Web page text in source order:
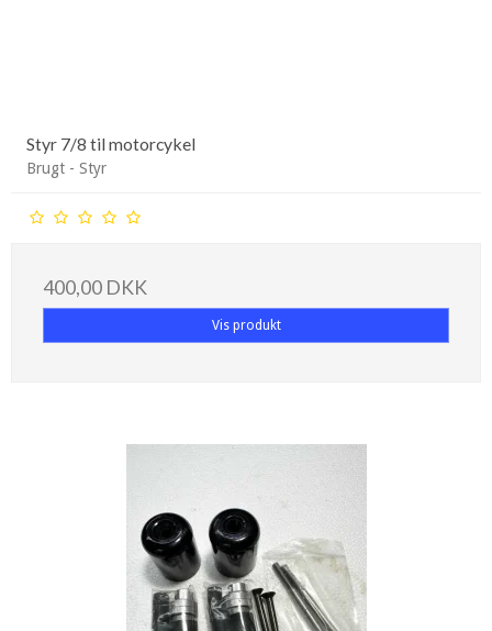
Styr 7/8 til motorcykel
Brugt - Styr
400,00 DKK
Vis produkt